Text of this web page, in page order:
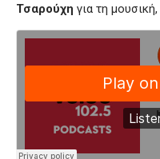
Τσαρούχη για τη